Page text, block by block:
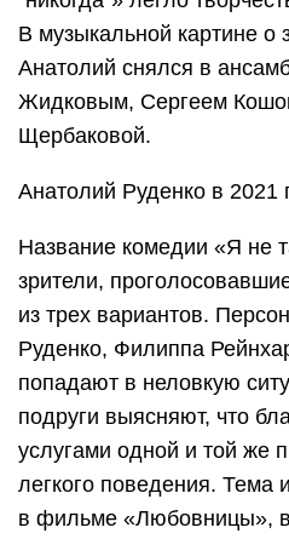
В музыкальной картине о
Анатолий снялся в
Жидковым, Сергеем
Щербаковой.
Анатолий Руденко в 2021
Название комедии «Я не
зрители,
из трех вариантов.
Руденко, Филиппа
попадают в неловкую
подруги выясняют, что
услугами одной и той же
легкого поведения. Тема
в фильме «Любовницы», в